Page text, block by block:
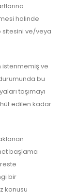
halinde
sitesini ve/veya
istenmemiş ve
bu
taşımayı
edilen kadar
başlama
bir
konusu